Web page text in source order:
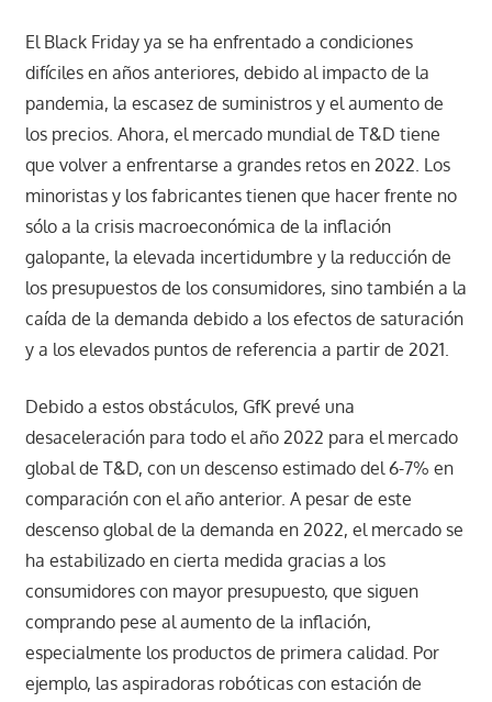
El Black Friday ya se ha enfrentado a condiciones
difíciles en años anteriores, debido al impacto de la
pandemia, la escasez de suministros y el aumento de
los precios. Ahora, el mercado mundial de T&D tiene
que volver a enfrentarse a grandes retos en 2022. Los
minoristas y los fabricantes tienen que hacer frente no
sólo a la crisis macroeconómica de la inflación
galopante, la elevada incertidumbre y la reducción de
los presupuestos de los consumidores, sino también a la
caída de la demanda debido a los efectos de saturación
y a los elevados puntos de referencia a partir de 2021.
Debido a estos obstáculos, GfK prevé una
desaceleración para todo el año 2022 para el mercado
global de T&D, con un descenso estimado del 6-7% en
comparación con el año anterior. A pesar de este
descenso global de la demanda en 2022, el mercado se
ha estabilizado en cierta medida gracias a los
consumidores con mayor presupuesto, que siguen
comprando pese al aumento de la inflación,
especialmente los productos de primera calidad. Por
ejemplo, las aspiradoras robóticas con estación de